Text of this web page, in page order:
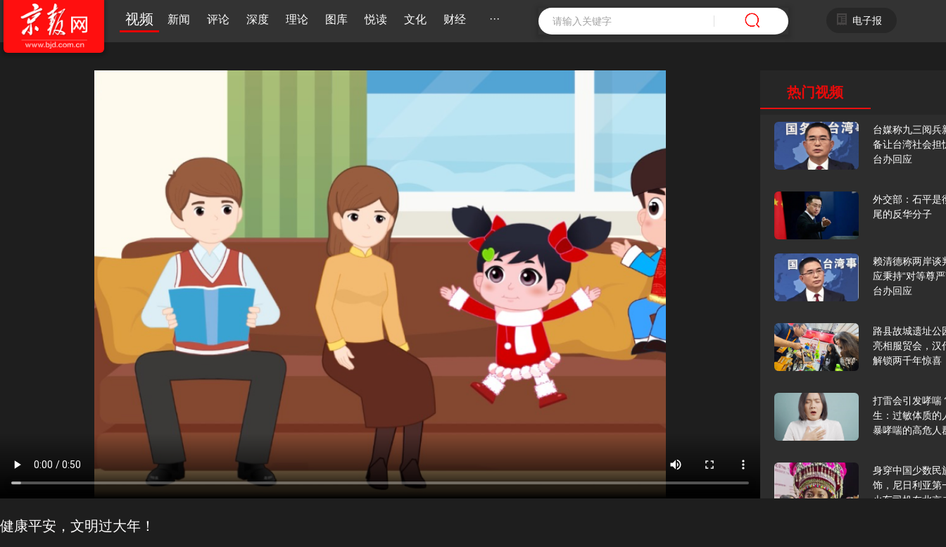
视频 新闻 评论 深度 理论 图库 悦读 文化 财经 ··· 电子报
热门视频
台媒称九三阅兵
备让台湾社会担
台办回应
外交部：石平是
尾的反华分子
赖清德称两岸谈
应秉持“对等尊
台办回应
路县故城遗址公
亮相服贸会，汉
解锁两千年惊喜
打雷会引发哮喘
生：过敏体质的
暴哮喘的高危人
身穿中国少数民
饰，尼日利亚第
火车司机在北京
健康平安，文明过大年！